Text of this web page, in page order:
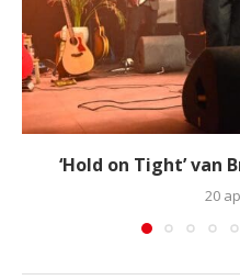
‘Hold on Tight’ van
20